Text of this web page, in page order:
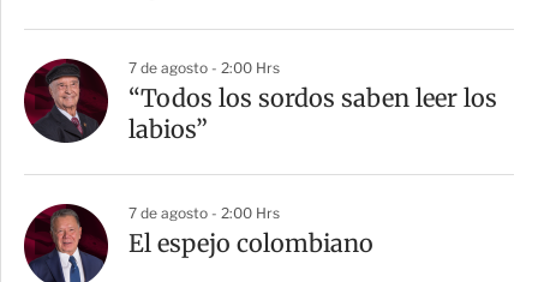
7 de agosto - 2:00 Hrs
“Todos los sordos saben leer los
labios”
7 de agosto - 2:00 Hrs
El espejo colombiano